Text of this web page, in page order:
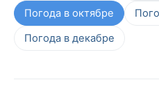
Погода в октябре
Погода в декабре